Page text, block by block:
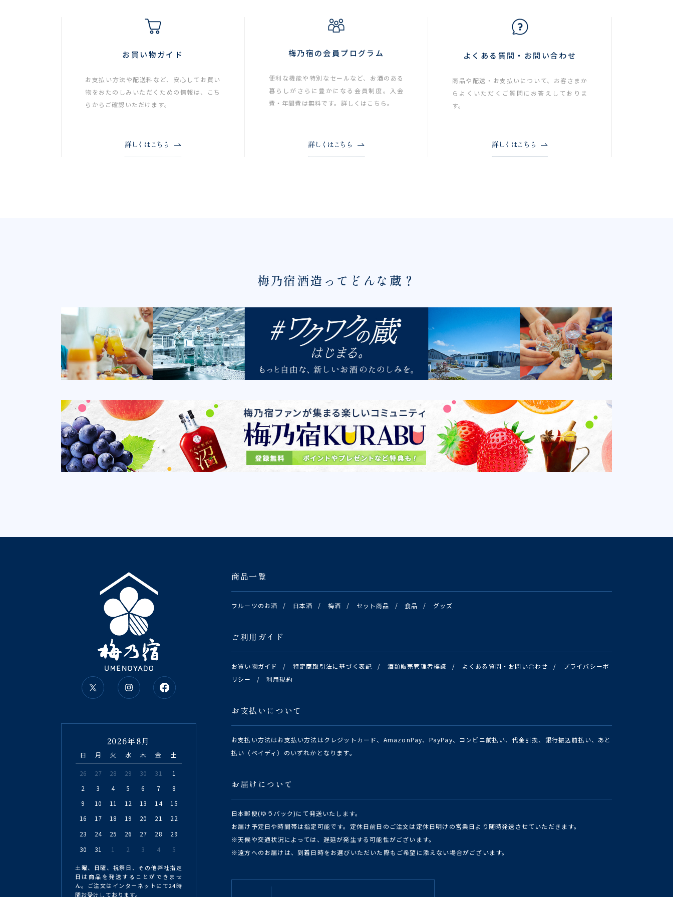
お買い物ガイド
お支払い方法や配送料など、安心してお買い
物をおたのしみいただくための情報は、こち
らからご確認いただけます。
詳しくはこちら
梅乃宿の会員プログラム
便利な機能や特別なセールなど、お酒のある
暮らしがさらに豊かになる会員制度。入会
費・年間費は無料です。詳しくはこちら。
詳しくはこちら
よくある質問・お問い合わせ
商品や配送・お支払いについて、お客さまか
らよくいただくご質問にお答えしておりま
す。
詳しくはこちら
梅乃宿酒造ってどんな蔵？
商品一覧
フルーツのお酒 / 日本酒 / 梅酒 / セット商品 / 食品 / グッズ
ご利用ガイド
お買い物ガイド / 特定商取引法に基づく表記 / 酒類販売管理者標識 / よくある質問・お問い合わせ /
プライバシーポ
リシー
/ 利用規約
お支払いについて
お支払い方法はお支払い方法はクレジットカード、AmazonPay、PayPay、コンビニ前払い、代金引換、銀行振込前払い、あと
払い（ペイディ）のいずれかとなります。
お届けについて
日本郵便(ゆうパック)にて発送いたします。
お届け予定日や時間帯は指定可能です。定休日前日のご注文は定休日明けの営業日より随時発送させていただきます。
※天候や交通状況によっては、遅延が発生する可能性がございます。
※遠方へのお届けは、到着日時をお選びいただいた際もご希望に添えない場合がございます。
2026年8月
日 月 火 水 木 金 土
26 27 28 29 30 31
1
2
3 4 5 6 7
8
9
10 11 12 13 14
15
16
17 18 19 20 21
22
23
24 25 26 27 28
29
30
31 1 2 3 4 5
土曜、日曜、祝祭日、その他弊社指定
日は商品を発送することができませ
ん。ご注文はインターネットにて24時
間お受けしております。